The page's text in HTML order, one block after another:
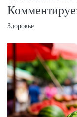
Здоровье